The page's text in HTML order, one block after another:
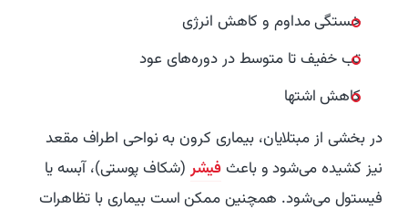
خستگی مداوم و کاهش انرژی
تب خفیف تا متوسط در دوره‌های عود
کاهش اشتها
در بخشی از مبتلایان، بیماری کرون به نواحی اطراف مقعد
نیز کشیده می‌شود و باعثفیشر(شکاف پوستی)، آبسه یا
فیستول می‌شود. همچنین ممکن است بیماری با تظاهرات